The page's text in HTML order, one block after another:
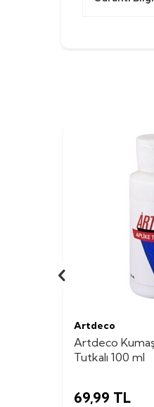
Artdeco
Artdeco
Tutkalı 100 ml
69,99 TL